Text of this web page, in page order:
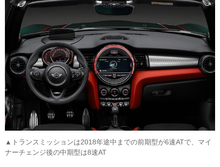
▲トランスミッションは2018年途中までの前期型が6速ATで、マイ
ナーチェンジ後の中期型は8速AT